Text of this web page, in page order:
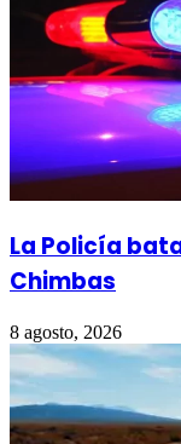
La Policía
Chimbas
8 agosto, 2026